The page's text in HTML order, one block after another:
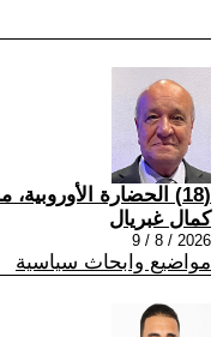
(18) الحضارة الأوروبية، مسيحية أم لامسيحية الهوية
كمال غبريال
2026 / 8 / 9
مواضيع وابحاث سياسية